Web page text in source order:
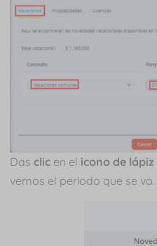
Das clic en el icono de lápiz
vemos el periodo que se va.